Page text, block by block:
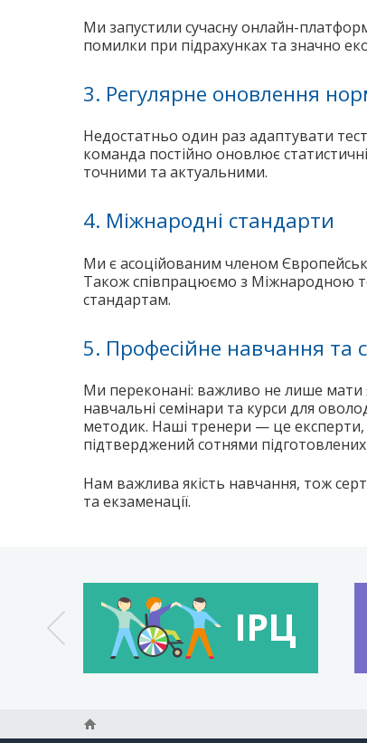
Ми запустили сучасну онлайн-
помилки при підрахунках та значно
3. Регулярне оновлення
Недостатньо один раз адаптувати
команда постійно оновлює
точними та актуальними.
4. Міжнародні стандарти
Ми є асоційованим членом
Також співпрацюємо з Міжнародною
стандартам.
5. Професійне навчання та
Ми переконані: важливо не лише мати
навчальні семінари та курси для
методик. Наші тренери — це експерти,
підтверджений сотнями підготовлених
Нам важлива якість навчання, тож
та екзаменації.